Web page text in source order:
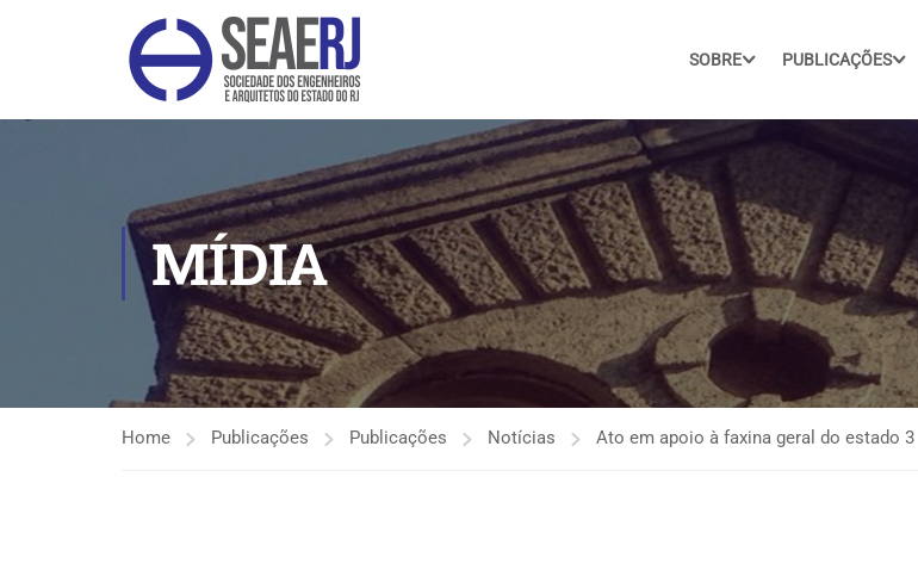
SOBRE PUBLICAÇÕES
MÍDIA
Home Publicações Publicações Notícias Ato em apoio à faxina geral do estado 3